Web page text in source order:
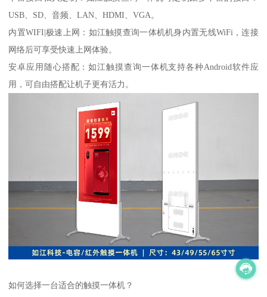
USB、SD、音频、LAN、HDMI、VGA。
内置WIFI|极速上网：如江触摸查询一体机机身内置无线WiFi，连接
网络后可享受快速上网体验。
安卓应用随心搭配：如江触摸查询一体机支持各种Android软件应
用，可自由搭配让机子更有活力。
如何选择一台适合的触摸一体机？